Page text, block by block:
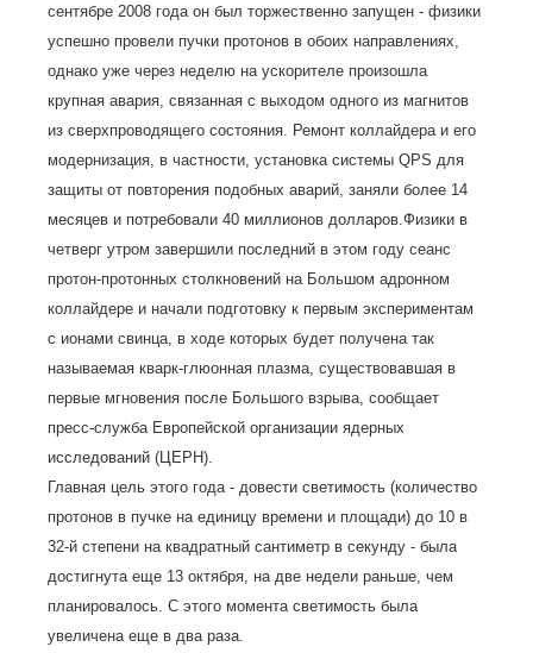
сентябре 2008 года он был торжественно запущен - физики
успешно провели пучки протонов в обоих направлениях,
однако уже через неделю на ускорителе произошла
крупная авария, связанная с выходом одного из магнитов
из сверхпроводящего состояния. Ремонт коллайдера и его
модернизация, в частности, установка системы QPS для
защиты от повторения подобных аварий, заняли более 14
месяцев и потребовали 40 миллионов долларов.Физики в
четверг утром завершили последний в этом году сеанс
протон-протонных столкновений на Большом адронном
коллайдере и начали подготовку к первым экспериментам
с ионами свинца, в ходе которых будет получена так
называемая кварк-глюонная плазма, существовавшая в
первые мгновения после Большого взрыва, сообщает
пресс-служба Европейской организации ядерных
исследований (ЦЕРН).
Главная цель этого года - довести светимость (количество
протонов в пучке на единицу времени и площади) до 10 в
32-й степени на квадратный сантиметр в секунду - была
достигнута еще 13 октября, на две недели раньше, чем
планировалось. С этого момента светимость была
увеличена еще в два раза.